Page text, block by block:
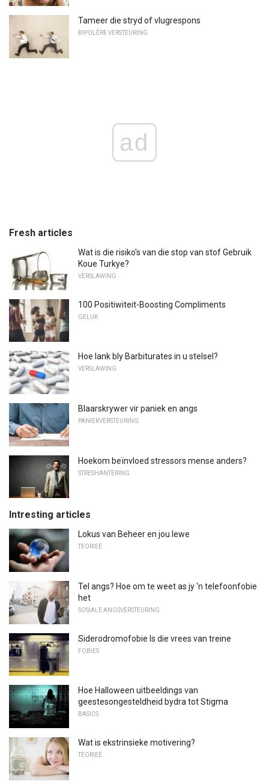
Tameer die stryd of vlugrespons
BIPOLÊRE VERSTEURING
ad
Fresh articles
Wat is die risiko's van die stop van stof Gebruik
Koue Turkye?
VERSLAWING
100 Positiwiteit-Boosting Compliments
GELUK
Hoe lank bly Barbiturates in u stelsel?
VERSLAWING
Blaarskrywer vir paniek en angs
PANIEKVERSTEURING
Hoekom beïnvloed stressors mense anders?
STRESHANTERING
Intresting articles
Lokus van Beheer en jou lewe
TEORIEË
Tel angs? Hoe om te weet as jy 'n telefoonfobie
het
SOSIALE ANGSVERSTEURING
Siderodromofobie Is die vrees van treine
FOBIES
Hoe Halloween uitbeeldings van
geestesongesteldheid bydra tot Stigma
BASICS
Wat is ekstrinsieke motivering?
TEORIEË